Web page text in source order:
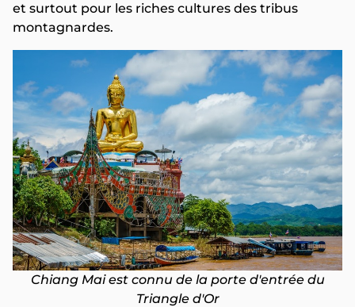
et surtout pour les riches cultures des tribus
montagnardes.
Chiang Mai est connu de la porte d'entrée du
Triangle d'Or